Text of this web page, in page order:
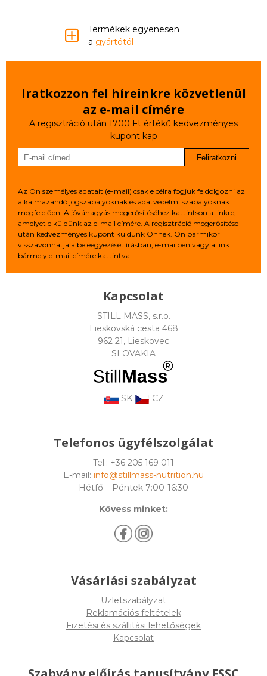
Termékek egyenesen
a gyártótól
Iratkozzon fel híreinkre közvetlenül
az e‑mail címére
A regisztráció után 1700 Ft értékű kedvezményes
kupont kap
Feliratkozni
Az Ön személyes adatait (e-mail) csak e célra fogjuk feldolgozni az
alkalmazandó jogszabályoknak és adatvédelmi szabályoknak
megfelelően. A jóváhagyás megerősítéséhez kattintson a linkre,
amelyet elküldünk az e-mail címére. A regisztráció megerősítése
után kedvezményes kupont küldünk Önnek. Ön bármikor
visszavonhatja a beleegyezését írásban, e-mailben vagy a link
bármely e-mail címére kattintva.
Kapcsolat
STILL MASS, s.r.o.
Lieskovská cesta 468
962 21, Lieskovec
SLOVAKIA
SK CZ
Telefonos ügyfélszolgálat
Tel.: +36 205 169 011
E-mail: info@stillmass-nutrition.hu
Hétfő – Péntek 7:00-16:30
Kövess minket:
Vásárlási szabályzat
Üzletszabályzat
Reklamációs feltételek
Fizetési és szállitási lehetőségek
Kapcsolat